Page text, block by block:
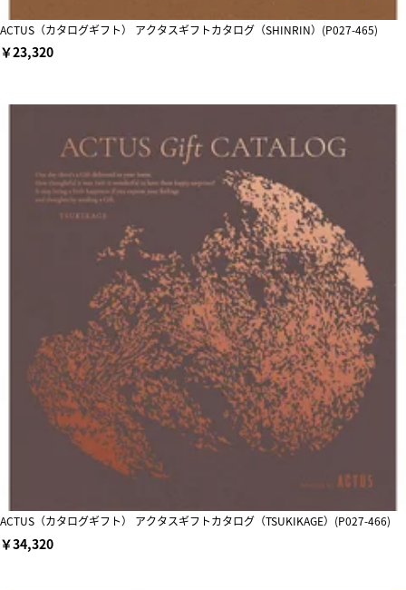
ACTUS（カタログギフト） アクタスギフトカタログ（SHINRIN）(P027-465)
￥23,320
ACTUS（カタログギフト） アクタスギフトカタログ（TSUKIKAGE）(P027-466)
￥34,320